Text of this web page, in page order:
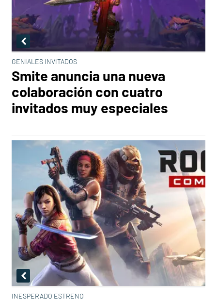
GENIALES INVITADOS
Smite anuncia una nueva
colaboración con cuatro
invitados muy especiales
INESPERADO ESTRENO